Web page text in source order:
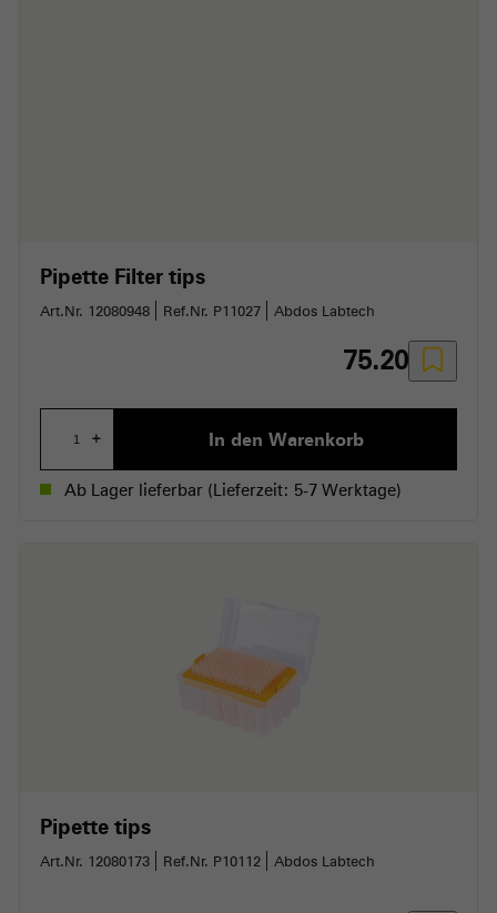
Pipette Filter tips
Art.Nr. 12080948 Ref.Nr. P11027 Abdos Labtech
75.20
+ In den Warenkorb
Ab Lager lieferbar (Lieferzeit: 5-7 Werktage)
Pipette tips
Art.Nr. 12080173 Ref.Nr. P10112 Abdos Labtech